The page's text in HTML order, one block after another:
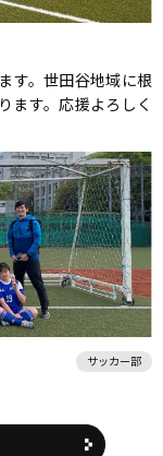
す。世田谷地域に根
ます。応援よろしく
サッカー部